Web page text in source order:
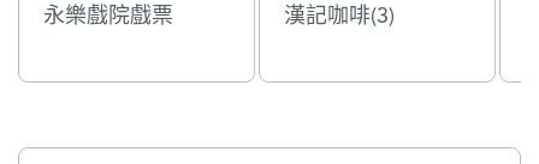
永樂戲院戲票 漢記咖啡(3)